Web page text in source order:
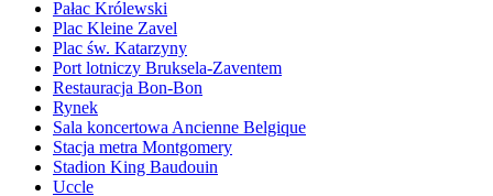
Pałac Królewski
Plac Kleine Zavel
Plac św. Katarzyny
Port lotniczy Bruksela-Zaventem
Restauracja Bon-Bon
Rynek
Sala koncertowa Ancienne Belgique
Stacja metra Montgomery
Stadion King Baudouin
Uccle